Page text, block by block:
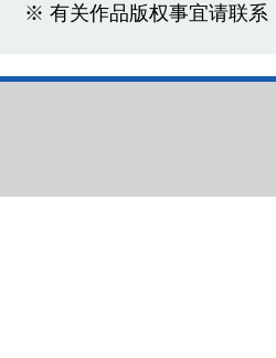
※ 有关作品版权事宜请联系